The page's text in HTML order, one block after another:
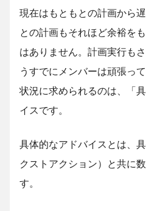
現在はもともとの計画から
との計画もそれほど余裕を
はありません。計画実行も
うすでにメンバーは頑張っ
状況に求められるのは、「
イスです。
具体的なアドバイスとは、
クストアクション）と共に
す。